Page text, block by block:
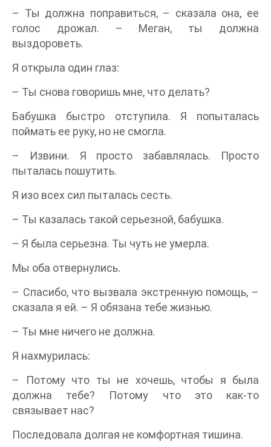
– Ты должна поправиться, – сказала она, ее
голос дрожал. – Меган, ты должна
выздороветь.
Я открыла один глаз:
– Ты снова говоришь мне, что делать?
Бабушка быстро отступила. Я попыталась
поймать ее руку, но не смогла.
– Извини. Я просто забавлялась. Просто
пыталась пошутить.
Я изо всех сил пыталась сесть.
– Ты казалась такой серьезной, бабушка.
– Я была серьезна. Ты чуть не умерла.
Мы оба отвернулись.
– Спасибо, что вызвала экстренную помощь, –
сказала я ей. – Я обязана тебе жизнью.
– Ты мне ничего не должна.
Я нахмурилась:
– Потому что ты не хочешь, чтобы я была
должна тебе? Потому что это как-то
связывает нас?
Последовала долгая не комфортная тишина.